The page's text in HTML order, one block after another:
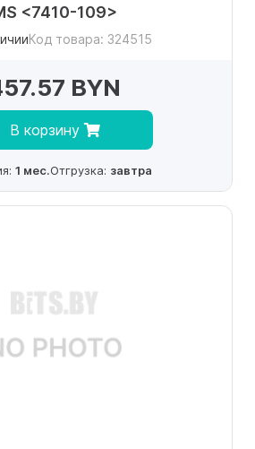
<7410-109>
Код товара: 324515
BYN
В корзину
1 мес.Отгрузка: завтра